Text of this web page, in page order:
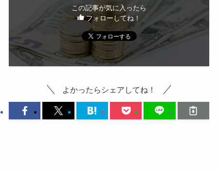
この記事が気に入ったら
フォローしてね！
よかったらシェアしてね！